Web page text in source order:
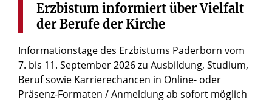
Erzbistum informiert über Vielfalt
der Berufe der Kirche
Informationstage des Erzbistums Paderborn vom
7. bis 11. September 2026 zu Ausbildung, Studium,
Beruf sowie Karrierechancen in Online- oder
Präsenz-Formaten / Anmeldung ab sofort möglich